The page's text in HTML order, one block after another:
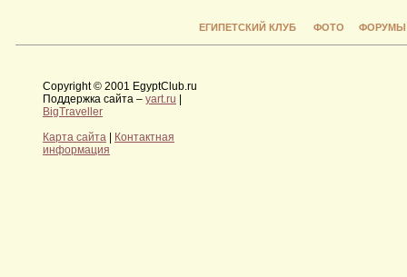
ЕГИПЕТСКИЙ КЛУБ ФОТО ФОРУМЫ
Copyright © 2001 EgyptClub.ru
Поддержка сайта – yart.ru |
BigTraveller
Карта сайта | Контактная
информация